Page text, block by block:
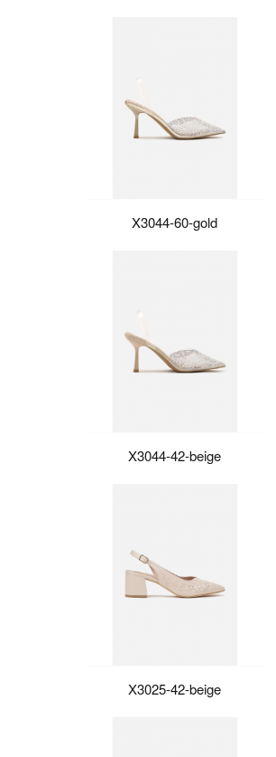
X3044-60-gold
X3044-42-beige
X3025-42-beige